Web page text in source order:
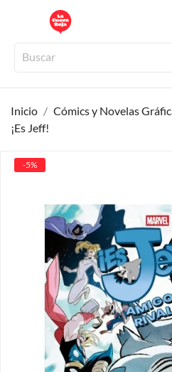
Inicio Cómics y Novelas
¡Es Jeff!
-5%